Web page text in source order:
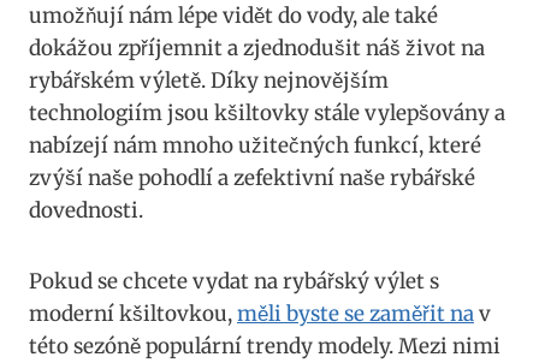
umožňují nám lépe⁤ vidět ‌do vody, ale také
dokážou zpříjemnit a zjednodušit⁣ náš život na
rybářském výletě. Díky nejnovějším
technologiím jsou kšiltovky stále vylepšovány a
nabízejí nám mnoho⁣ užitečných funkcí,​ které
zvýší naše⁢ pohodlí⁤ a‍ zefektivní⁢ naše rybářské
dovednosti.
Pokud se‌ chcete vydat ​na rybářský výlet ‌s
moderní kšiltovkou,měli byste ⁣se zaměřit nav
této sezóně populární​ trendy modely. Mezi nimi